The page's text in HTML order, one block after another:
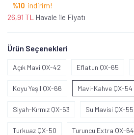
%10 indirim!
26,91 TL
Havale ile Fiyatı
Ürün Seçenekleri
Açık Mavi QX-42 Eflatun QX-65
Koyu Yeşil QX-66 Mavi-Kahve QX-54
Siyah-Kırmız QX-53 Su Mavisi QX-55
Turkuaz QX-50 Turuncu Extra QX-64